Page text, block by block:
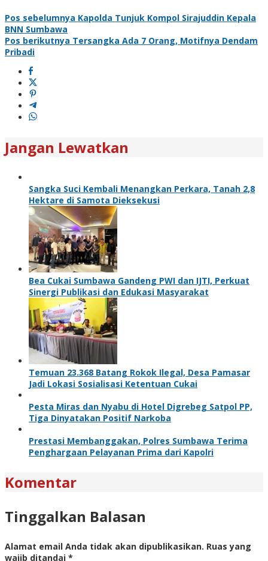
Pos sebelumnya Kapolda Tunjuk Kompol Sirajuddin Kepala
BNN Sumbawa
Pos berikutnya Tersangka Ada 7 Orang, Motifnya Dendam
Pribadi
Jangan Lewatkan
Sangka Suci Kembali Menangkan Perkara, Tanah 2,8
Hektare di Samota Dieksekusi
Bea Cukai Sumbawa Gandeng PWI dan IJTI, Perkuat
Sinergi Publikasi dan Edukasi Masyarakat
Temuan 23.368 Batang Rokok Ilegal, Desa Pamasar
Jadi Lokasi Sosialisasi Ketentuan Cukai
Pesta Miras dan Nyabu di Hotel Digrebeg Satpol PP,
Tiga Dinyatakan Positif Narkoba
Prestasi Membanggakan, Polres Sumbawa Terima
Penghargaan Pelayanan Prima dari Kapolri
Komentar
Tinggalkan Balasan
Alamat email Anda tidak akan dipublikasikan. Ruas yang
wajib ditandai *